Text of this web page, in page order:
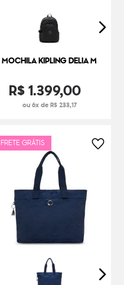
MOCHILA KIPLING DELIA M
R$1.399,00
ou 6x de R$ 233,17
FRETE GRÁTIS